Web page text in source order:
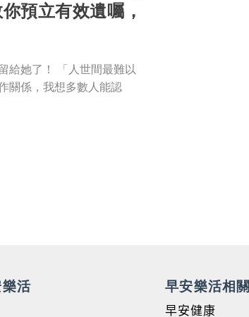
預立有效遺囑，
給她了！ 「人世間最難以
關係，我想多數人能認
樂活 早安樂活相關
早安健康